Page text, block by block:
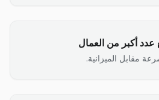
أكبر من العمال
مقابل الميزانية.